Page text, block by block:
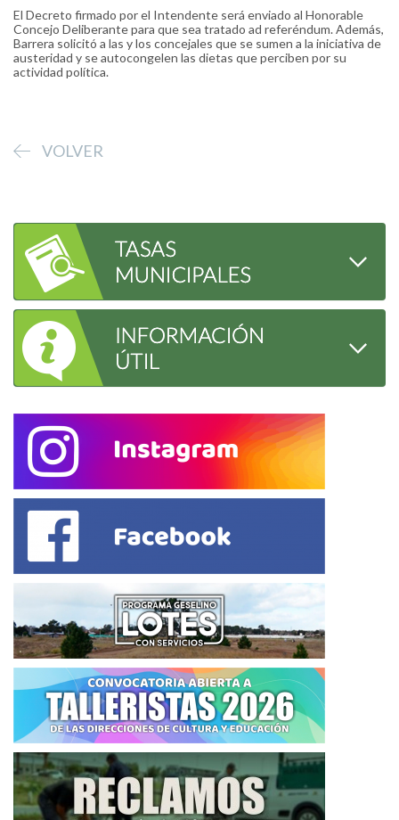
El Decreto firmado por el Intendente será enviado al Honorable
Concejo Deliberante para que sea tratado ad referéndum. Además,
Barrera solicitó a las y los concejales que se sumen a la iniciativa de
austeridad y se autocongelen las dietas que perciben por su
actividad política.
VOLVER